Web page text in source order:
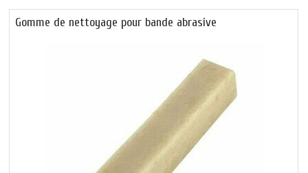
Gomme de nettoyage pour bande abrasive